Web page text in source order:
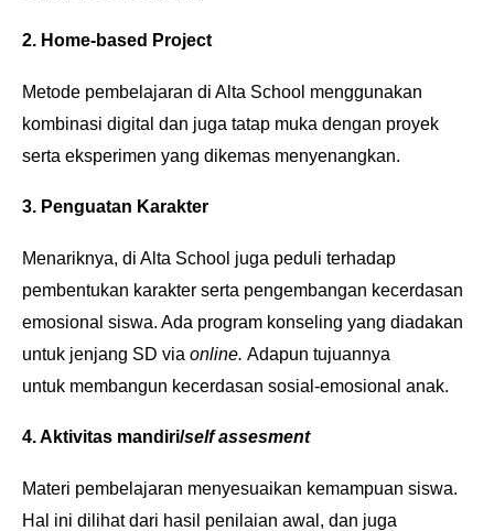
2. Home-based Project
Metode pembelajaran di Alta School menggunakan
kombinasi digital dan juga tatap muka dengan proyek
serta eksperimen yang dikemas menyenangkan.
3. Penguatan Karakter
Menariknya, di Alta School juga peduli terhadap
pembentukan karakter serta pengembangan kecerdasan
emosional siswa. Ada program konseling yang diadakan
untuk jenjang SD via online. Adapun tujuannya
untuk membangun kecerdasan sosial-emosional anak.
4. Aktivitas mandiri/self assesment
Materi pembelajaran menyesuaikan kemampuan siswa.
Hal ini dilihat dari hasil penilaian awal, dan juga